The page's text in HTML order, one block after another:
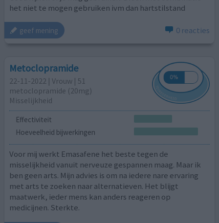
het niet te mogen gebruiken ivm dan hartstilstand
geef mening 0 reacties
Metoclopramide
22-11-2022 | Vrouw | 51
metoclopramide (20mg)
Misselijkheid
Effectiviteit
Hoeveelheid bijwerkingen
Voor mij werkt Emasafene het beste tegen de
misselijkheid vanuit nerveuze gespannen maag. Maar ik
ben geen arts. Mijn advies is om na iedere nare ervaring
met arts te zoeken naar alternatieven. Het blijgt
maatwerk, ieder mens kan anders reageren op
medicijnen. Sterkte.